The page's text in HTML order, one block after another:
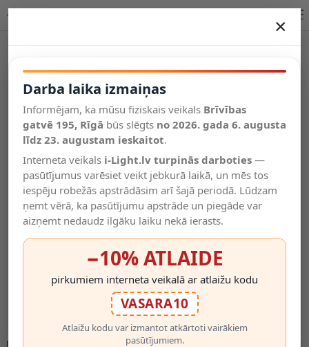
Salīdzināt
Vēlmju
saraksts
Valodas
×
Darba laika izmaiņas
Informējam, ka mūsu fiziskais veikals Brīvības
gatvē 195, Rīgā būs slēgts no 2026. gada 6. augusta
līdz 23. augustam ieskaitot.
Interneta veikals i-Light.lv turpinās darboties —
pasūtījumus varēsiet veikt jebkurā laikā, un mēs tos
iespēju robežās apstrādāsim arī šajā periodā. Lūdzam
ņemt vērā, ka pasūtījumu apstrāde un piegāde var
aizņemt nedaudz ilgāku laiku nekā ierasts.
−10% ATLAIDE
pirkumiem interneta veikalā ar atlaižu kodu
VASARA10
Atlaižu kodu var izmantot atkārtoti vairākiem
pasūtījumiem.